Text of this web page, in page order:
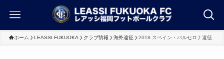
ホーム LEASSI FUKUOKA クラブ情報 海外遠征 2018 スペイン・バルセロナ遠征